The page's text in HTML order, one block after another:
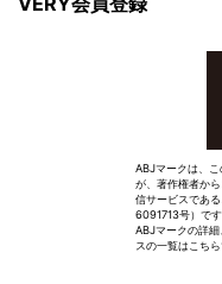
ABJマークは、こ
が、著作権者か
信サービスであ
6091713号）です
ABJマークの詳
スの一覧はこちら